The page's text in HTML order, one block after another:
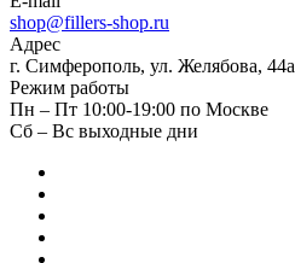
shop@fillers-shop.ru
Адрес
г. Симферополь, ул. Желябова, 44а
Режим работы
Пн – Пт 10:00-19:00 по Москве
Сб – Вс выходные дни